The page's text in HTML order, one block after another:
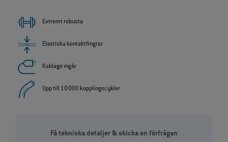
FAQ Extremt robusta
Elastiska kontaktfingrar
Kablage ingår
Upp till 10 000 kopplingscykler
Få tekniska detaljer & skicka en förfrågan